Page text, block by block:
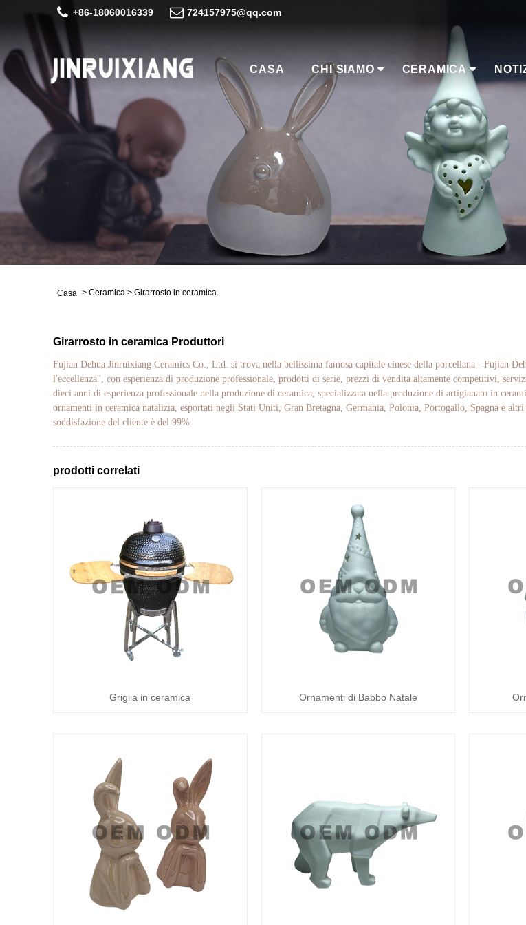
+86-18060016339 724157975@qq.com
CASA CHI SIAMO CERAMICA
Casa > Ceramica > Girarrosto in ceramica
Girarrosto in ceramica Produttori
Fujian Dehua Jinruixiang Ceramics Co., Ltd. si trova nella bellissima famosa capitale cinese della porcellana - Fujian
l'eccellenza", con esperienza di produzione professionale, prodotti di serie, prezzi di vendita altamente competitivi,
dieci anni di esperienza professionale nella produzione di ceramica, specializzata nella produzione di artigianato in
ornamenti in ceramica natalizia, esportati negli Stati Uniti, Gran Bretagna, Germania, Polonia, Portogallo, Spagna e
soddisfazione del cliente è del 99%
prodotti correlati
Griglia in ceramica Ornamenti di Babbo Natale